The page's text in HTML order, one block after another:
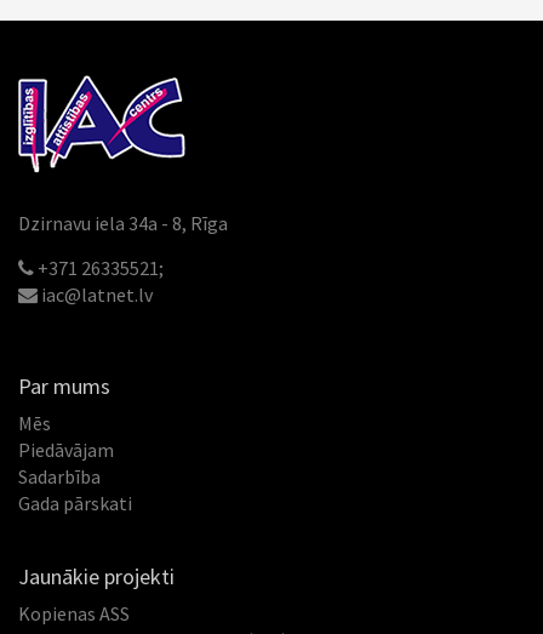
Dzirnavu iela 34a - 8, Rīga
+371 26335521;
iac@latnet.lv
Par mums
Mēs
Piedāvājam
Sadarbība
Gada pārskati
Jaunākie projekti
Kopienas ASS